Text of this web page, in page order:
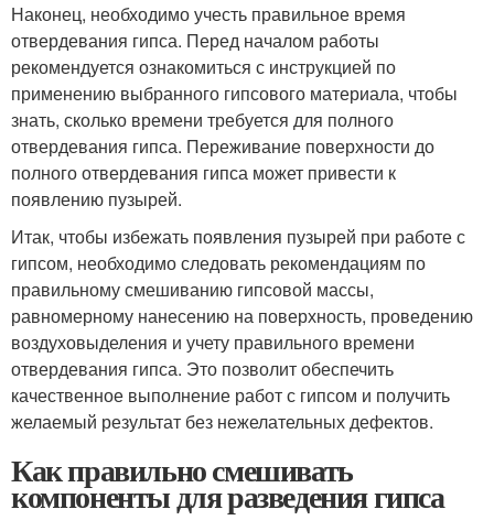
Наконец, необходимо учесть правильное время
отвердевания гипса. Перед началом работы
рекомендуется ознакомиться с инструкцией по
применению выбранного гипсового материала, чтобы
знать, сколько времени требуется для полного
отвердевания гипса. Переживание поверхности до
полного отвердевания гипса может привести к
появлению пузырей.
Итак, чтобы избежать появления пузырей при работе с
гипсом, необходимо следовать рекомендациям по
правильному смешиванию гипсовой массы,
равномерному нанесению на поверхность, проведению
воздуховыделения и учету правильного времени
отвердевания гипса. Это позволит обеспечить
качественное выполнение работ с гипсом и получить
желаемый результат без нежелательных дефектов.
Как правильно смешивать
компоненты для разведения гипса